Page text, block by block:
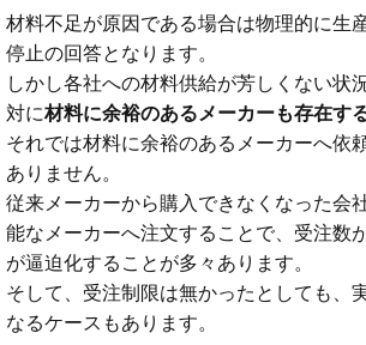
材料不足が原因である場合は物理的に生
停止の回答となります。
しかし各社への材料供給が芳しくない状
対に材料に余裕のあるメーカーも存在す
それでは材料に余裕のあるメーカーへ依
ありません。
従来メーカーから購入できなくなった会
能なメーカーへ注文することで、受注数
が逼迫化することが多々あります。
そして、受注制限は無かったとしても、
なるケースもあります。